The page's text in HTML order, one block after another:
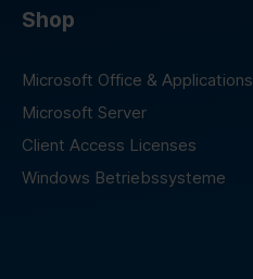
Shop
Microsoft Office & Applications
Microsoft Server
Client Access Licenses
Windows Betriebssysteme